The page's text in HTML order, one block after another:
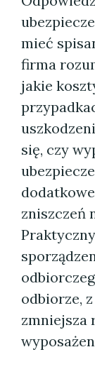
mieć
firma
jakie
się, czy
zniszczeń
odbiorze,
zmniejsza